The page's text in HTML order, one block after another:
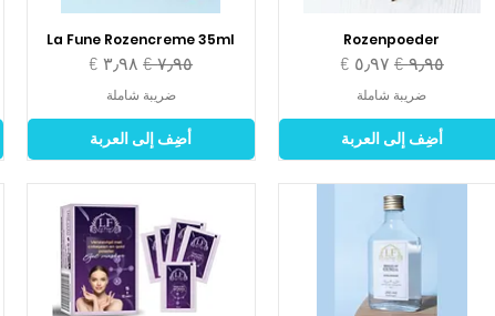
Rozenpoeder
سعر عادي‏٩٫٩٥ € سعر البيع
ضريبة شاملة
أضِف إلى العربة
La Fune Rozencreme 35ml
سعر عاديسعر البيع
ضريبة شاملة
أضِف إلى العربة